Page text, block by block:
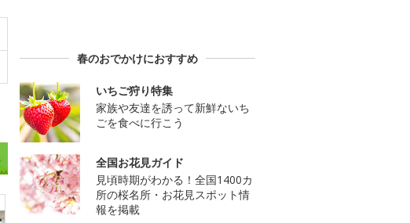
春のおでかけにおすすめ
いちご狩り特集
家族や友達を誘って新鮮ないち
ごを食べに行こう
全国お花見ガイド
見頃時期がわかる！全国1400カ
所の桜名所・お花見スポット情
報を掲載